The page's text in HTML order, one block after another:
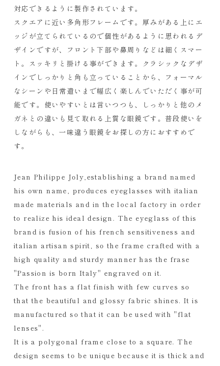
対応できるように製作されています。
スクエアに近い多角形フレームです。厚みがある上にエ
ッジが立てられているので個性があるように思われるデ
ザインですが、フロント下部や鼻周りなどは細くスマー
ト。スッキリと掛ける事ができます。クラシックなデザ
インでしっかりと角も立っていることから、フォーマル
なシーンや日常遣いまで幅広く楽しんでいただく事が可
能です。使いやすいとは言いつつも、しっかりと他のメ
ガネとの違いも見て取れる上質な眼鏡です。普段使いを
しながらも、一味違う眼鏡をお探しの方におすすめで
す。
Jean Philippe Joly,establishing a brand named
his own name, produces eyeglasses with italian
made materials and in the local factory in order
to realize his ideal design. The eyeglass of this
brand is fusion of his french sensitiveness and
italian artisan spirit, so the frame crafted with a
high quality and sturdy manner has the frase
"Passion is born Italy" engraved on it.
The front has a flat finish with few curves so
that the beautiful and glossy fabric shines. It is
manufactured so that it can be used with "flat
lenses".
It is a polygonal frame close to a square. The
design seems to be unique because it is thick and